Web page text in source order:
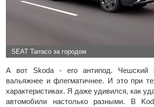
SEAT Tarraco за городом
А вот Skoda - его антипод. Чешский
вальяжнее и флегматичнее. И это при
характеристиках. Я даже удивился, как
автомобили настолько разными. В